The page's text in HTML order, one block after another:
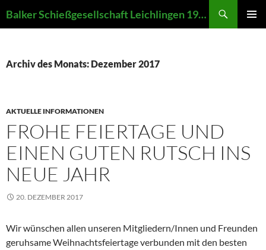
Inhalt
Balker Schießgesellschaft Leichlingen 1907 e.V.
Archiv des Monats: Dezember 2017
AKTUELLE INFORMATIONEN
FROHE FEIERTAGE UND
EINEN GUTEN RUTSCH INS
NEUE JAHR
20. DEZEMBER 2017
Wir wünschen allen unseren Mitgliedern/Innen und Freunden
geruhsame Weihnachtsfeiertage verbunden mit den besten